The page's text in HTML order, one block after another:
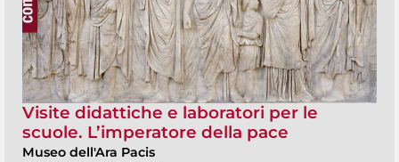
Visite didattiche e laboratori per le
scuole. L’imperatore della pace
Museo dell'Ara Pacis